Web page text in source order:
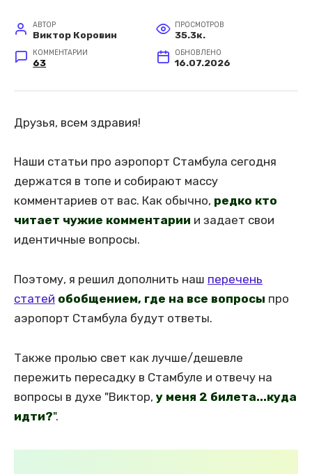
АВТОР
Виктор Коровин
ПРОСМОТРОВ
35.3к.
КОММЕНТАРИИ
63
ОБНОВЛЕНО
16.07.2026
Друзья, всем здравия!
Наши статьи про аэропорт Стамбула сегодня
держатся в топе и собирают массу
комментариев от вас. Как обычно, редко кто
читает чужие комментарии и задает свои
идентичные вопросы.
Поэтому, я решил дополнить наш перечень
статей обобщением, где на все вопросы про
аэропорт Стамбула будут ответы.
Также пролью свет как лучше/дешевле
пережить пересадку в Стамбуле и отвечу на
вопросы в духе "Виктор, у меня 2 билета...куда
идти?".